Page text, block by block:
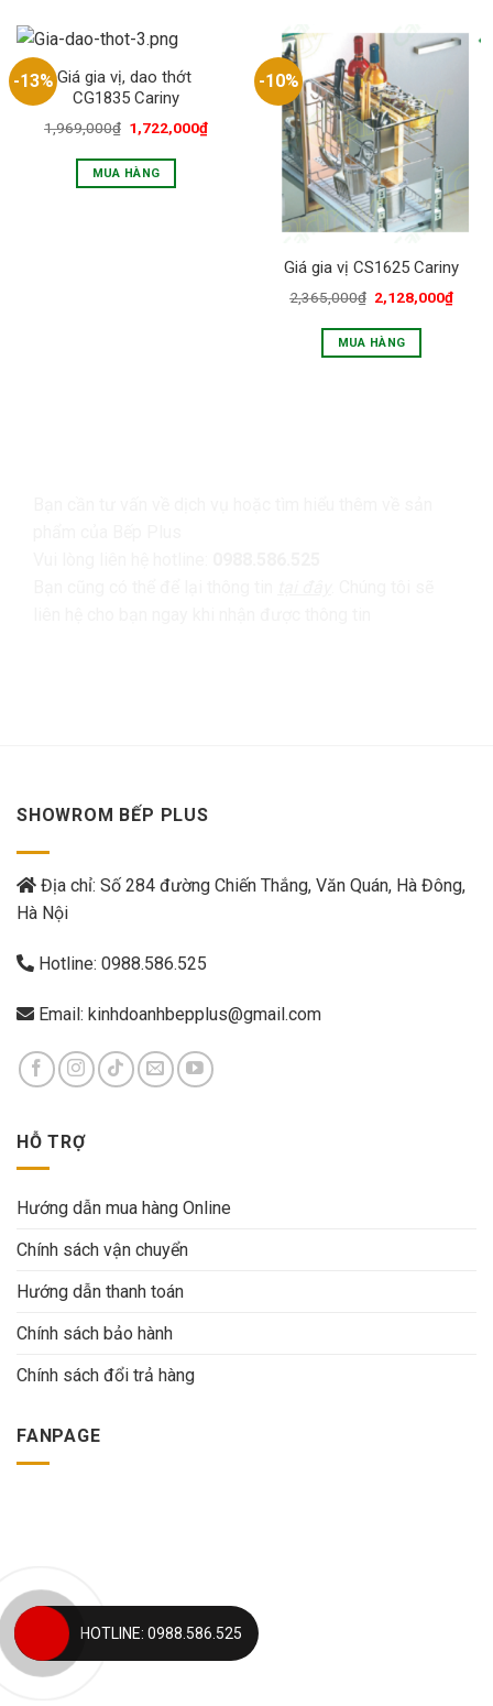
-13%Giá gia vị, dao thớt
CG1835 Cariny
1,969,000₫ 1,722,000₫
MUA HÀNG
-10%
Giá gia vị CS1625 Cariny
2,365,000₫ 2,128,000₫
MUA HÀNG
SHOWROM BẾP PLUS
Địa chỉ: Số 284 đường Chiến Thắng, Văn Quán, Hà Đông,
Hà Nội
Hotline: 0988.586.525
Email: kinhdoanhbepplus@gmail.com
HỖ TRỢ
Hướng dẫn mua hàng Online
Chính sách vận chuyển
Hướng dẫn thanh toán
Chính sách bảo hành
Chính sách đổi trả hàng
FANPAGE
HOTLINE: 0988.586.525